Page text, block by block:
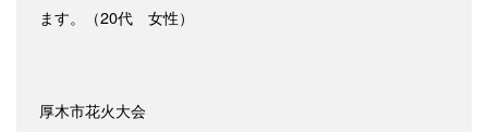
ます。（20代 女性）
厚木市花火大会